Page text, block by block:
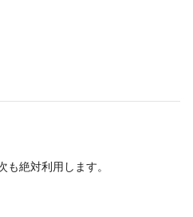
絶対利用します。